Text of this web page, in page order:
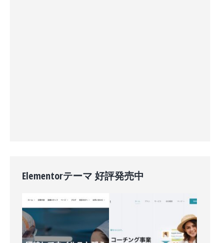
Elementorテーマ 好評発売中